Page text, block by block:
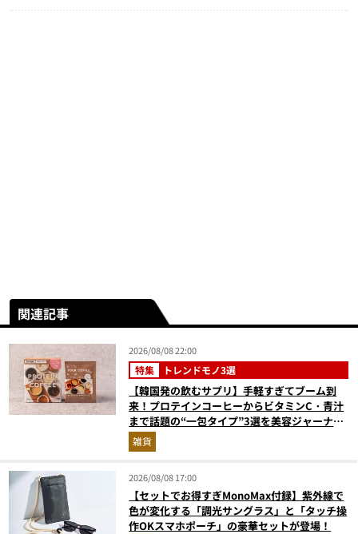
関連記事
2026/08/08 22:00
特集 トレンドモノ3選
【韓国発の飲むサプリ】手軽すぎてブーム到
来！プロテインコーヒーからビタミンC・青汁
まで話題の“一包タイプ”3選を美容ジャーナリ
ストが徹底解説
雑貨
2026/08/08 17:00
【セットでお得すぎMonoMax付録】紫外線で
色が変化する「調光サングラス」と「タッチ操
作OKスマホポーチ」の豪華セットが登場！